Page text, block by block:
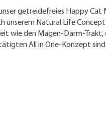
getreidefreies Happy Cat
unserem Natural Life
den Magen-Darm-Trakt,
All in One-Konzept